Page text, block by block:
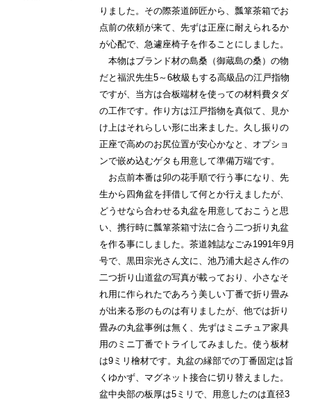
りました。その際茶道師匠から、瓢箪茶箱でお
点前の依頼が来て、先ずは正座に耐えられるか
が心配で、急遽座椅子を作ることにしました。
本物はブランド材の島桑（御蔵島の桑）の物
だと福沢先生5～6枚級もする高級品の江戸指物
ですが、当方は合板端材を使っての材料費タダ
の工作です。作り方は江戸指物を真似て、見か
け上はそれらしい形に出来ました。久し振りの
正座で高めのお尻位置が安心かなと、オプショ
ンで嵌め込むゲタも用意して準備万端です。
お点前本番は卯の花手順で行う事になり、先
生から四角盆を拝借して何とか行えましたが、
どうせなら合わせる丸盆を用意しておこうと思
い、携行時に瓢箪茶箱寸法に合う二つ折り丸盆
を作る事にしました。茶道雑誌なごみ1991年9月
号で、黒田宗光さん文に、池乃浦大起さん作の
二つ折り山道盆の写真が載っており、小さなそ
れ用に作られたであろう美しい丁番で折り畳み
が出来る形のものは有りましたが、他では折り
畳みの丸盆事例は無く、先ずはミニチュア家具
用のミニ丁番でトライしてみました。使う板材
は9ミリ檜材です。丸盆の縁部での丁番固定は旨
くゆかず、マグネット接合に切り替えました。
盆中央部の板厚は5ミリで、用意したのは直径3